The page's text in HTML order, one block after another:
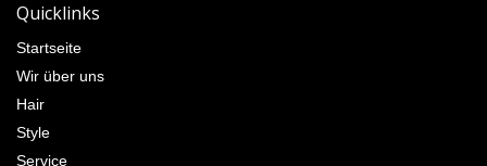
Quicklinks
Startseite
Wir über uns
Hair
Style
Service